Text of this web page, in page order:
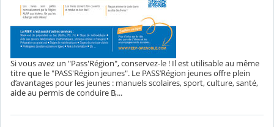
Si vous avez un "Pass'Région", conservez-le ! Il est utilisable au même
titre que le "PASS'Région jeunes". Le PASS’Région jeunes offre plein
d’avantages pour les jeunes : manuels scolaires, sport, culture, santé,
aide au permis de conduire B,...